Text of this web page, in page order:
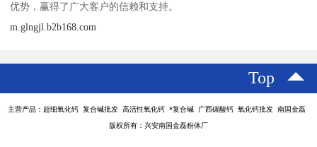
优势，赢得了广大客户的信赖和支持。
m.glngjl.b2b168.com
Top
主营产品：超细氧化钙 复合碱批发 高活性氧化钙 *复合碱 广西碳酸钙 氧化钙批发 南国金磊
版权所有：兴安南国金磊粉体厂